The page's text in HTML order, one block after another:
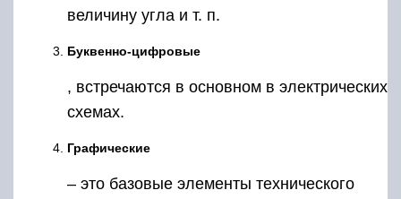
величину угла и т. п.
Буквенно-цифровые
, встречаются в основном в электрических
схемах.
Графические
– это базовые элементы технического